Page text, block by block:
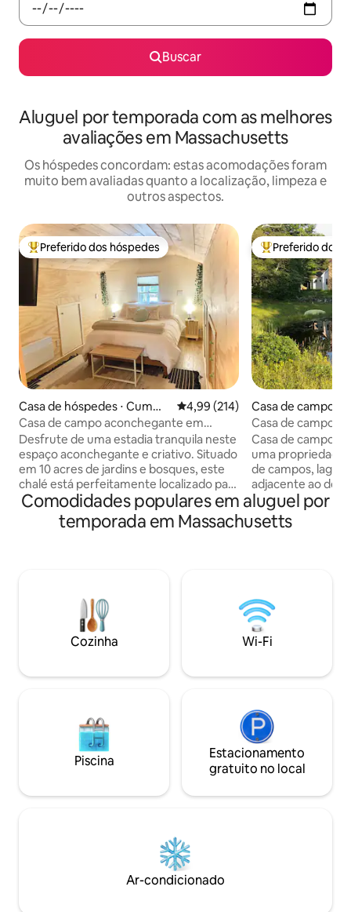
Buscar
Aluguel por temporada com as melhores
avaliações em Massachusetts
Os hóspedes concordam: estas acomodações foram
muito bem avaliadas quanto a localização, limpeza e
outros aspectos.
Entre os melhores preferidos dos hóspedes
Preferido dos hóspedes
Casa de hóspedes ⋅ Cummi
ngton
4,99 de uma avaliação média de
4,99 (214)
Casa de campo aconchegante em
Hilltown
Desfrute de uma estadia tranquila neste
espaço aconchegante e criativo. Situado
em 10 acres de jardins e bosques, este
chalé está perfeitamente localizado para
explorar o oeste de Massachusetts -
com lugares como MASS MoCA,
Shelburne Falls, Tanglewood e
cozinha funcional, escrivaninha, grandes
janelas e uma sala de estar com sofá-
cama completo. Vivemos na casa
principal na propriedade, mas
fotos!
Entre os
Preferido dos
Casa de campo ⋅
m
Casa de campo
Casa de campo
uma propriedade
de campos,
adjacente ao
Quabbin. Ideal
observadores de
este retiro
mobiliado e viga
vista para a
arredores,
doce e relaxe na
Comodidades populares em aluguel por
temporada em Massachusetts
Cozinha Wi-Fi
Piscina
Estacionamento
gratuito no local
Ar-condicionado